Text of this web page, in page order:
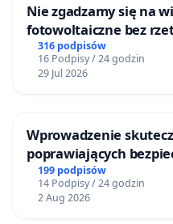
Nie zgadzamy się na
fotowoltaiczne bez
mieszkańców
316 podpisów
16 Podpisy / 24 godzin
29 Jul 2026
Wprowadzenie
poprawiających
Żeromskiego w
199 podpisów
14 Podpisy / 24 godzin
2 Aug 2026